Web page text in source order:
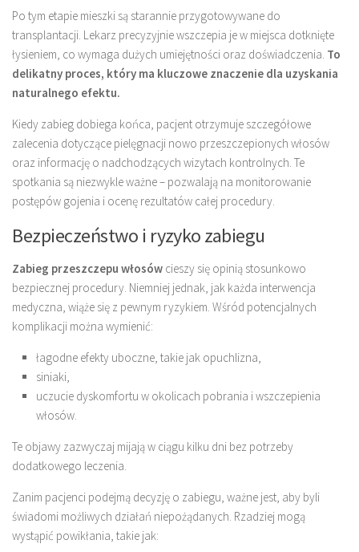
Po tym etapie mieszki są starannie przygotowywane do
transplantacji. Lekarz precyzyjnie wszczepia je w miejsca dotknięte
łysieniem, co wymaga dużych umiejętności oraz doświadczenia. To
delikatny proces, który ma kluczowe znaczenie dla uzyskania
naturalnego efektu.
Kiedy zabieg dobiega końca, pacjent otrzymuje szczegółowe
zalecenia dotyczące pielęgnacji nowo przeszczepionych włosów
oraz informację o nadchodzących wizytach kontrolnych. Te
spotkania są niezwykle ważne – pozwalają na monitorowanie
postępów gojenia i ocenę rezultatów całej procedury.
Bezpieczeństwo i ryzyko zabiegu
Zabieg przeszczepu włosów cieszy się opinią stosunkowo
bezpiecznej procedury. Niemniej jednak, jak każda interwencja
medyczna, wiąże się z pewnym ryzykiem. Wśród potencjalnych
komplikacji można wymienić:
łagodne efekty uboczne, takie jak opuchlizna,
siniaki,
uczucie dyskomfortu w okolicach pobrania i wszczepienia
włosów.
Te objawy zazwyczaj mijają w ciągu kilku dni bez potrzeby
dodatkowego leczenia.
Zanim pacjenci podejmą decyzję o zabiegu, ważne jest, aby byli
świadomi możliwych działań niepożądanych. Rzadziej mogą
wystąpić powikłania, takie jak: